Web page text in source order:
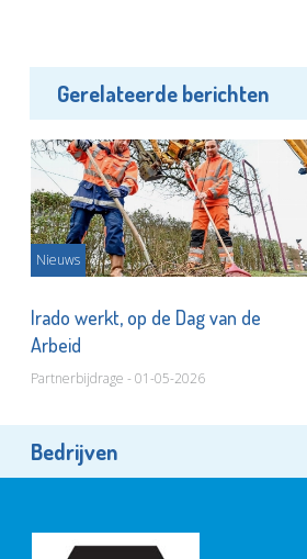
Gerelateerde berichten
Nieuws
Irado werkt, op de Dag van de
Arbeid
Partnerbijdrage - 01-05-2026
Bedrijven